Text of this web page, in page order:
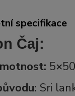
specifikace
Čaj:
5×
Sri